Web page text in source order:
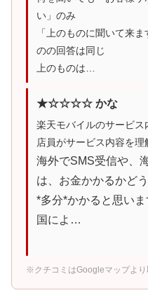
い」のみ
「上のものに聞いて来
のの回答は同じ
上のものは…
★☆☆☆☆ かな
楽天モバイルのサービス
店員がサービス内容を理
海外でSMS受信や、
は、お金かかるかど
*多分*かかると思いま
国によ…
※クチコミはGoogleマップより